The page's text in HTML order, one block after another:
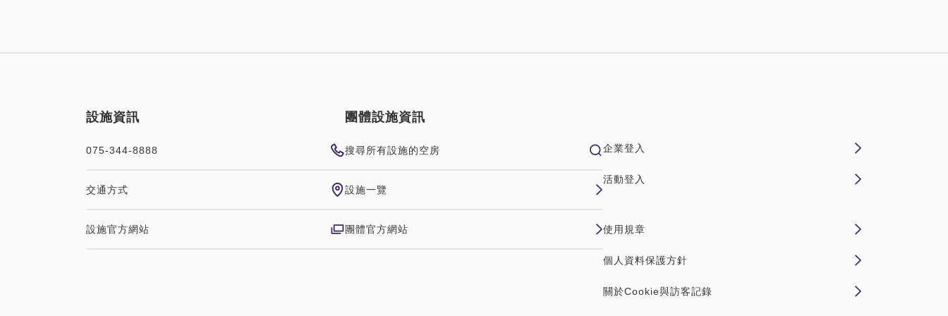
設施資訊
075-344-8888
交通方式
設施官方網站
團體設施資訊
搜尋所有設施的空房
設施一覽
團體官方網站
企業登入
活動登入
使用規章
個人資料保護方針
關於Cookie與訪客記錄